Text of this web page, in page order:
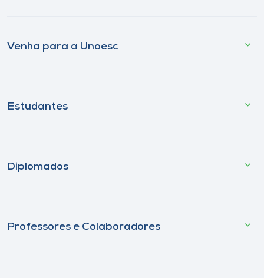
Venha para a Unoesc
Estudantes
Diplomados
Professores e Colaboradores